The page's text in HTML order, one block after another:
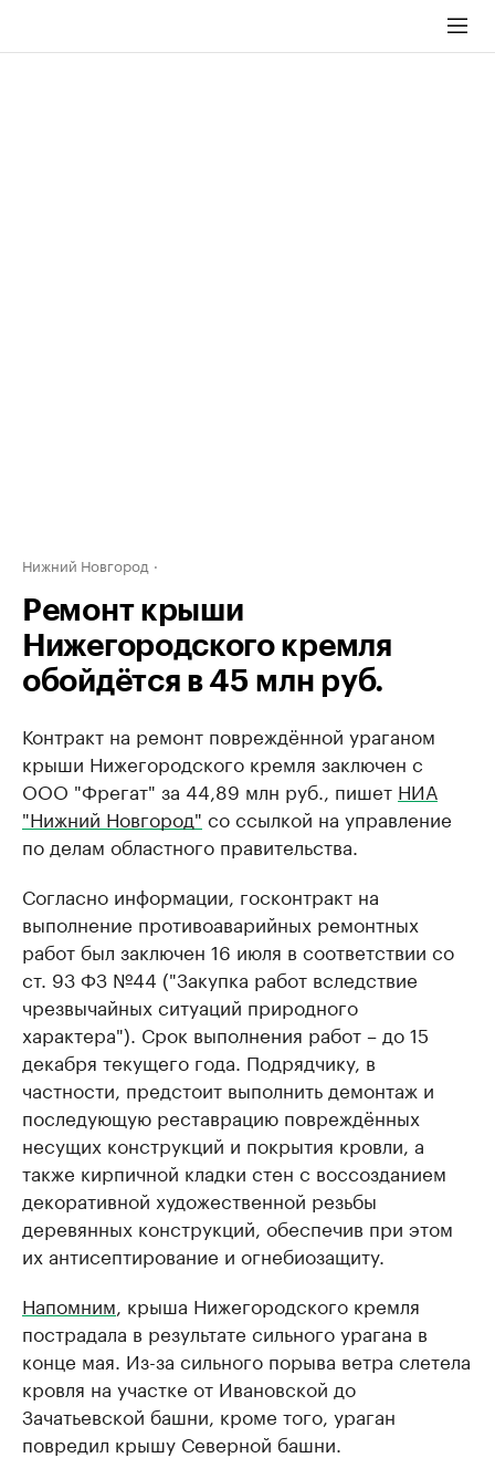
Нижний Новгород
Ремонт крыши
Нижегородского кремля
обойдётся в 45 млн руб.
Контракт на ремонт повреждённой ураганом
крыши Нижегородского кремля заключен с
ООО "Фрегат" за 44,89 млн руб., пишет НИА
"Нижний Новгород" со ссылкой на управление
по делам областного правительства.
Согласно информации, госконтракт на
выполнение противоаварийных ремонтных
работ был заключен 16 июля в соответствии со
ст. 93 ФЗ №44 ("Закупка работ вследствие
чрезвычайных ситуаций природного
характера"). Срок выполнения работ – до 15
декабря текущего года. Подрядчику, в
частности, предстоит выполнить демонтаж и
последующую реставрацию повреждённых
несущих конструкций и покрытия кровли, а
также кирпичной кладки стен с воссозданием
декоративной художественной резьбы
деревянных конструкций, обеспечив при этом
их антисептирование и огнебиозащиту.
Напомним , крыша Нижегородского кремля
пострадала в результате сильного урагана в
конце мая. Из-за сильного порыва ветра слетела
кровля на участке от Ивановской до
Зачатьевской башни, кроме того, ураган
повредил крышу Северной башни.​